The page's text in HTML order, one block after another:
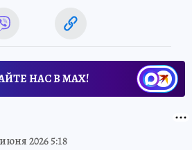
НАС В МАХ!
2026 5:18